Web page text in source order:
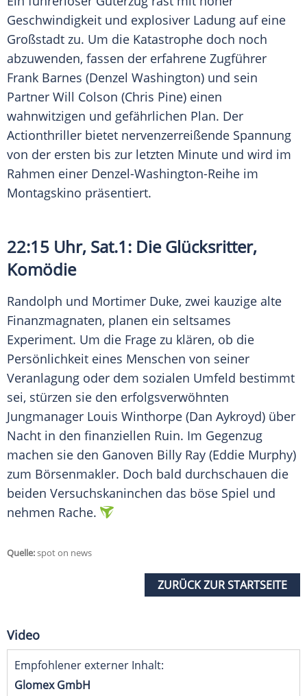
Geschwindigkeit und explosiver Ladung auf eine
Großstadt zu. Um die Katastrophe doch noch
abzuwenden, fassen der erfahrene Zugführer
Frank Barnes (Denzel Washington) und sein
Partner Will Colson (Chris Pine) einen
wahnwitzigen und gefährlichen Plan. Der
Actionthriller bietet nervenzerreißende Spannung
von der ersten bis zur letzten Minute und wird im
Rahmen einer Denzel-Washington-Reihe im
Montagskino präsentiert.
22:15 Uhr, Sat.1: Die Glücksritter,
Komödie
Randolph und Mortimer Duke, zwei kauzige alte
Finanzmagnaten, planen ein seltsames
Experiment. Um die Frage zu klären, ob die
Persönlichkeit eines Menschen von seiner
Veranlagung oder dem sozialen Umfeld bestimmt
sei, stürzen sie den erfolgsverwöhnten
Jungmanager Louis Winthorpe (Dan Aykroyd) über
Nacht in den finanziellen Ruin. Im Gegenzug
machen sie den Ganoven Billy Ray (Eddie Murphy)
zum Börsenmakler. Doch bald durchschauen die
beiden Versuchskaninchen das böse Spiel und
nehmen Rache.
Quelle:spot on news
ZURÜCK ZUR STARTSEITE
Video
Empfohlener externer Inhalt:
Glomex GmbH